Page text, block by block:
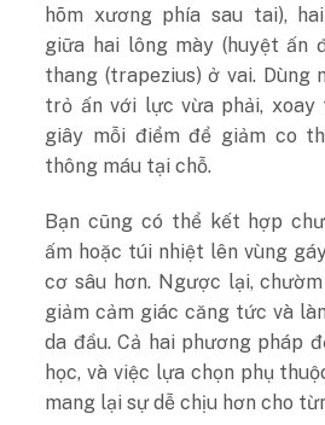
hõm xương phía sau tai),
giữa hai lông mày (huyệt ấn
thang (trapezius) ở vai. Dùng
trỏ ấn với lực vừa phải, xoay
giây mỗi điểm để giảm co
thông máu tại chỗ.
Bạn cũng có thể kết hợp
ấm hoặc túi nhiệt lên vùng
cơ sâu hơn. Ngược lại,
giảm cảm giác căng tức và
da đầu. Cả hai phương pháp
học, và việc lựa chọn phụ
mang lại sự dễ chịu hơn cho